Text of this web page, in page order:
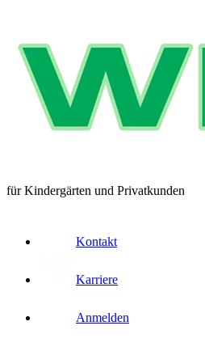
für Kindergärten und Privatkunden
Kontakt
Karriere
Anmelden